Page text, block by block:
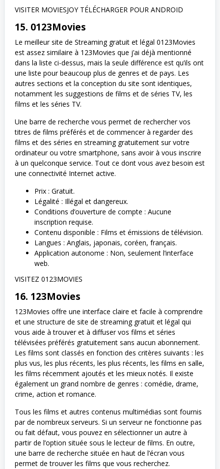
VISITER MOVIESJOY TÉLÉCHARGER POUR ANDROID
15. 0123Movies
Le meilleur site de Streaming gratuit et légal 0123Movies
est assez similaire à 123Movies que j’ai déjà mentionné
dans la liste ci-dessus, mais la seule différence est qu’ils ont
une liste pour beaucoup plus de genres et de pays. Les
autres sections et la conception du site sont identiques,
notamment les suggestions de films et de séries TV, les
films et les séries TV.
Une barre de recherche vous permet de rechercher vos
titres de films préférés et de commencer à regarder des
films et des séries en streaming gratuitement sur votre
ordinateur ou votre smartphone, sans avoir à vous inscrire
à un quelconque service. Tout ce dont vous avez besoin est
une connectivité Internet active.
Prix : Gratuit.
Légalité : Illégal et dangereux.
Conditions d’ouverture de compte : Aucune
inscription requise.
Contenu disponible : Films et émissions de télévision.
Langues : Anglais, japonais, coréen, français.
Application autonome : Non, seulement l’interface
web.
VISITEZ 0123MOVIES
16. 123Movies
123Movies offre une interface claire et facile à comprendre
et une structure de site de streaming gratuit et légal qui
vous aide à trouver et à diffuser vos films et séries
télévisées préférés gratuitement sans aucun abonnement.
Les films sont classés en fonction des critères suivants : les
plus vus, les plus récents, les plus récents, les films en salle,
les films récemment ajoutés et les mieux notés. Il existe
également un grand nombre de genres : comédie, drame,
crime, action et romance.
Tous les films et autres contenus multimédias sont fournis
par de nombreux serveurs. Si un serveur ne fonctionne pas
ou fait défaut, vous pouvez en sélectionner un autre à
partir de l’option située sous le lecteur de films. En outre,
une barre de recherche située en haut de l’écran vous
permet de trouver les films que vous recherchez.